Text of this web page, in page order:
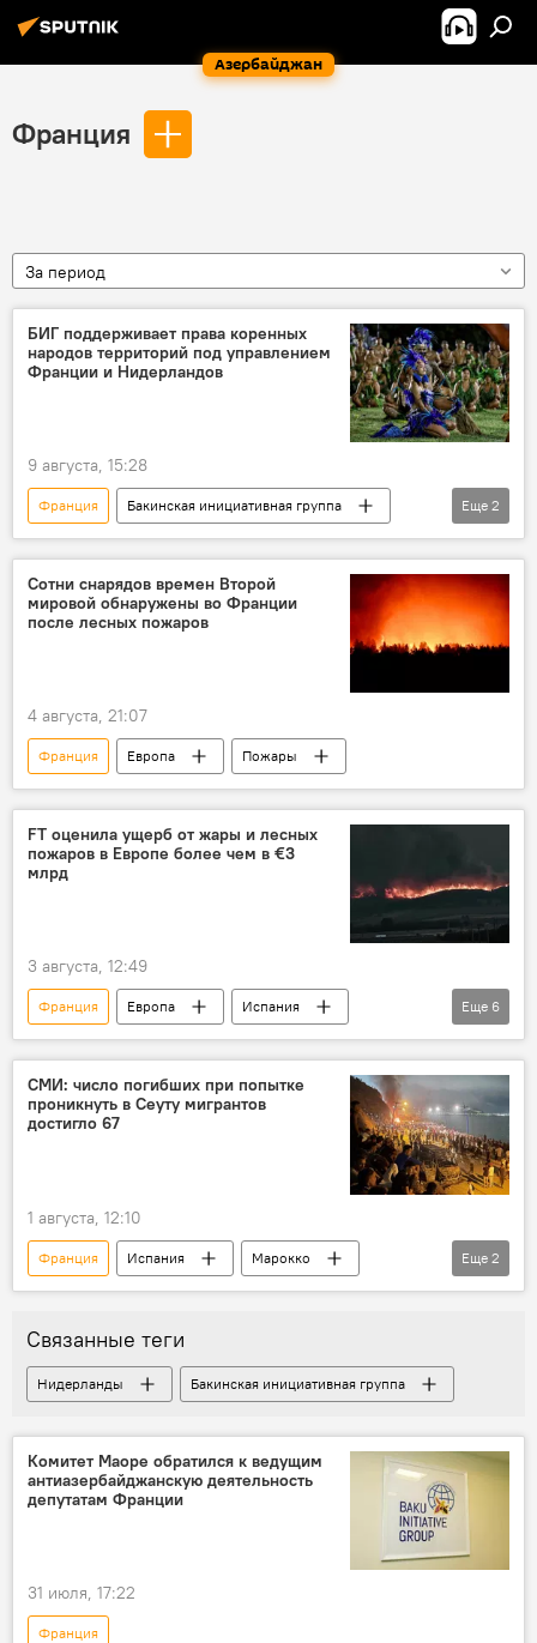
Азербайджан
Франция
За период
БИГ поддерживает права коренных
народов территорий под управлением
Франции и Нидерландов
9 августа, 15:28
Франция
Бакинская инициативная группа
Нидерланды
колониализм
Еще 2
Сотни снарядов времен Второй
мировой обнаружены во Франции
после лесных пожаров
4 августа, 21:07
Франция Европа Пожары
FT оценила ущерб от жары и лесных
пожаров в Европе более чем в €3
млрд
3 августа, 12:49
Франция Европа
Испания
Португалия
Италия
Аномальная жара
Лесные пожары
Ущерб
Экономика
Еще 6
СМИ: число погибших при попытке
проникнуть в Сеуту мигрантов
достигло 67
1 августа, 12:10
Франция Испания
Марокко
Италия
Мигранты
Еще 2
Связанные теги
Нидерланды Бакинская инициативная группа
Комитет Маоре обратился к ведущим
антиазербайджанскую деятельность
депутатам Франции
31 июля, 17:22
Франция